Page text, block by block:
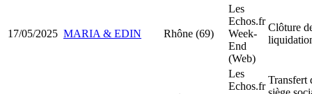
17/05/2025 MARIA & EDIN Rhône (69)
Les
Echos.fr
Week-
End
(Web)
Clôture
Les
Echos.fr
Transfert